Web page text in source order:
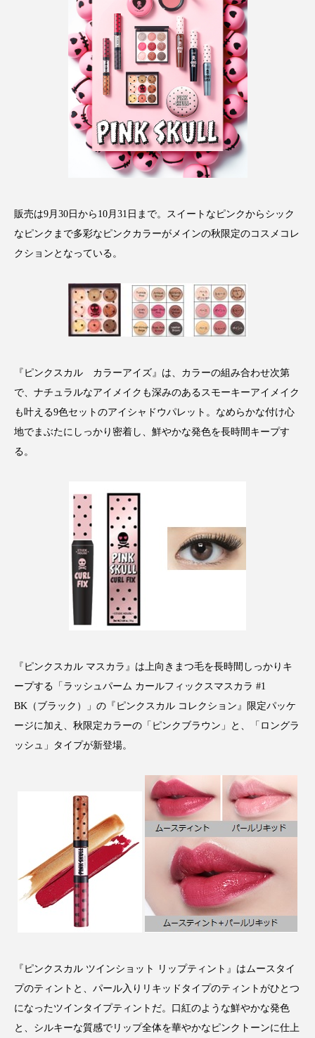
ガジェット キーワード
クルエルティフリー クレンジング
クローズアップ ケーススタディ
コグニティブヘルス コスト削減
コネクテッド・ビューティ コミュニケーション
サステナブル美容 サプライチェーン
サロン経営 サロン連略 シャネル
スカルプ クレンジング 頻度 スカルプケア
スキンケアルーティン ストレス スパ
スマートウォッチ スマートパッチ
セラミド保湿 セルフケア
ソーシャルウェルネス ソーシャルコマース
ディープクレンジング
デジタルデトックス
ナイトプロテイン ナイトルーティン 金木犀
パーソナライズ バーチャルメイク
バクチオール バリア機能 ハロウィ
ハロウィン後スキンケア
ハロウィン翌日 肌リセット ヒアルロン酸
ビジネスモデル ビタミンC誘導体
プチ断食 ブルーオーシャン
フレグランス 冬 プロンプト ヘアケア
販売は9月30日から10月31日まで。スイートなピンクからシック
なピンクまで多彩なピンクカラーがメインの秋限定のコスメコレ
クションとなっている。
『ピンクスカル カラーアイズ』は、カラーの組み合わせ次第
で、ナチュラルなアイメイクも深みのあるスモーキーアイメイク
も叶える9色セットのアイシャドウパレット。なめらかな付け心
地でまぶたにしっかり密着し、鮮やかな発色を長時間キープす
る。
『ピンクスカル マスカラ』は上向きまつ毛を長時間しっかりキ
ープする「ラッシュパーム カールフィックスマスカラ #1
BK（ブラック）」の『ピンクスカル コレクション』限定パッケ
ージに加え、秋限定カラーの「ピンクブラウン」と、「ロングラ
ッシュ」タイプが新登場。
『ピンクスカル ツインショット リップティント』はムースタイ
プのティントと、パール入りリキッドタイプのティントがひとつ
になったツインタイプティントだ。口紅のような鮮やかな発色
と、シルキーな質感でリップ全体を華やかなピンクトーンに仕上